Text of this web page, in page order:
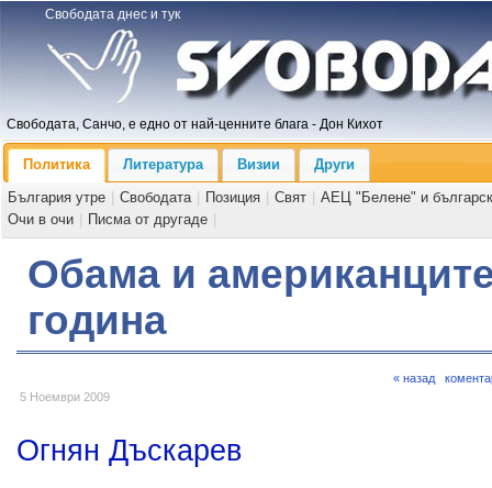
Свободата днес и тук
Свободата, Санчо, е едно от най-ценните блага - Дон Кихот
Политика Литература Визии
Други
България утре
Свободата Позиция Свят
АЕЦ "Белене" и
Очи в очи
Писма от другаде
Обама и
година
5 Ноември 2009
« назад
Огнян Дъскарев